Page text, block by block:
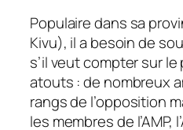
Populaire dans sa
Kivu), il a besoin de
s’il veut compter sur
atouts : de nombreux
rangs de l’opposition
les membres de l’AMP,